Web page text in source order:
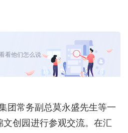
看他们怎么说
团常务副总莫永盛先生等一
创园进行参观交流。在汇